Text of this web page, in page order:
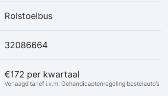
Rolstoelbus
32086664
€172 per kwartaal
Verlaagd tarief i.v.m. Gehandicaptenregeling bestelauto’s